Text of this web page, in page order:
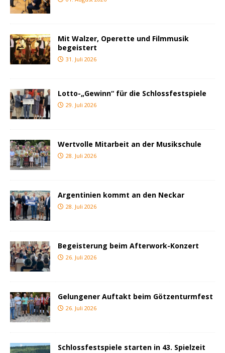
Mit Walzer, Operette und Filmmusik
begeistert
31. Juli 2026
Lotto-„Gewinn“ für die Schlossfestspiele
29. Juli 2026
Wertvolle Mitarbeit an der Musikschule
28. Juli 2026
Argentinien kommt an den Neckar
28. Juli 2026
Begeisterung beim Afterwork-Konzert
26. Juli 2026
Gelungener Auftakt beim Götzenturmfest
26. Juli 2026
Schlossfestspiele starten in 43. Spielzeit